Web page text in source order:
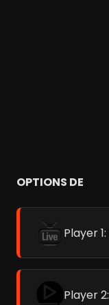
OPTIONS DE
Player 1:
Player 2: